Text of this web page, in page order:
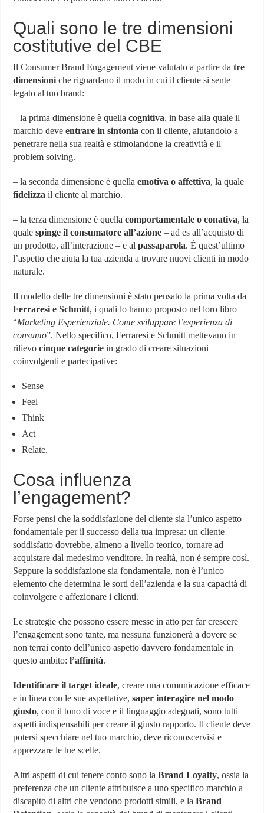
Quali sono le tre dimensioni
costitutive del CBE
Il Consumer Brand Engagement viene valutato a partire datre
dimensioniche riguardano il modo in cui il cliente si sente
legato al tuo brand:
– la prima dimensione è quellacognitiva, in base alla quale il
marchio deveentrare in sintonia con il cliente, aiutandolo a
penetrare nella sua realtà e stimolandone la creatività e il
problem solving.
– la seconda dimensione è quellaemotiva o affettiva, la quale
fidelizza il cliente al marchio.
– la terza dimensione è quella comportamentale o conativa, la
qualespinge il consumatore all’azione – ad es all’acquisto di
un prodotto, all’interazione – e alpassaparola. È quest’ultimo
l’aspetto che aiuta la tua azienda a trovare nuovi clienti in modo
naturale.
Il modello delle tre dimensioni è stato pensato la prima volta da
Ferraresi e Schmitt, i quali lo hanno proposto nel loro libro
“Marketing Esperienziale. Come sviluppare l’esperienza di
consumo”. Nello specifico, Ferraresi e Schmitt mettevano in
rilievocinque categorie in grado di creare situazioni
coinvolgenti e partecipative:
Sense
Feel
Think
Act
Relate.
Cosa influenza
l’engagement?
Forse pensi che la soddisfazione del cliente sia l’unico aspetto
fondamentale per il successo della tua impresa: un cliente
soddisfatto dovrebbe, almeno a livello teorico, tornare ad
acquistare dal medesimo venditore. In realtà, non è sempre così.
Seppure la soddisfazione sia fondamentale, non è l’unico
elemento che determina le sorti dell’azienda e la sua capacità di
coinvolgere e affezionare i clienti.
Le strategie che possono essere messe in atto per far crescere
l’engagement sono tante, ma nessuna funzionerà a dovere se
non terrai conto dell’unico aspetto davvero fondamentale in
questo ambito:l’affinità.
Identificare il target ideale, creare una comunicazione efficace
e in linea con le sue aspettative,saper interagire nel modo
giusto, con il tono di voce e il linguaggio adeguati, sono tutti
aspetti indispensabili per creare il giusto rapporto. Il cliente deve
potersi specchiare nel tuo marchio, deve riconoscervisi e
apprezzare le tue scelte.
Altri aspetti di cui tenere conto sono laBrand Loyalty, ossia la
preferenza che un cliente attribuisce a uno specifico marchio a
discapito di altri che vendono prodotti simili, e laBrand